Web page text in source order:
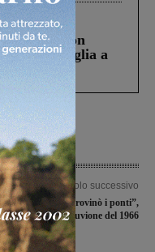
di Castiglion
ucciso la figlia a
Articolo successivo
cheta che rovinò i ponti”,
di incontri sull’alluvione del 1966